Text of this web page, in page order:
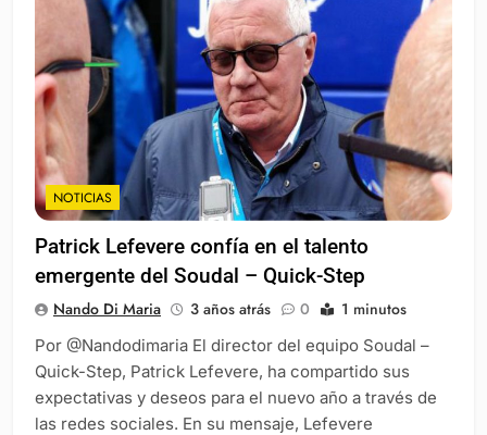
NOTICIAS
Patrick Lefevere confía en el talento
emergente del Soudal – Quick-Step
Nando Di Maria 3 años atrás 0 1 minutos
Por @Nandodimaria El director del equipo Soudal –
Quick-Step, Patrick Lefevere, ha compartido sus
expectativas y deseos para el nuevo año a través de
las redes sociales. En su mensaje, Lefevere